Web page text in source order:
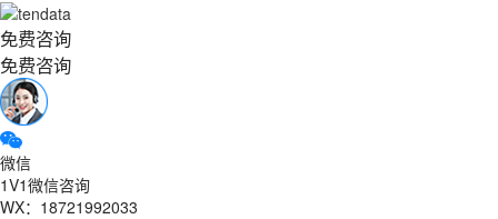
免费咨询
免费咨询
微信
1V1微信咨询
WX：18721992033